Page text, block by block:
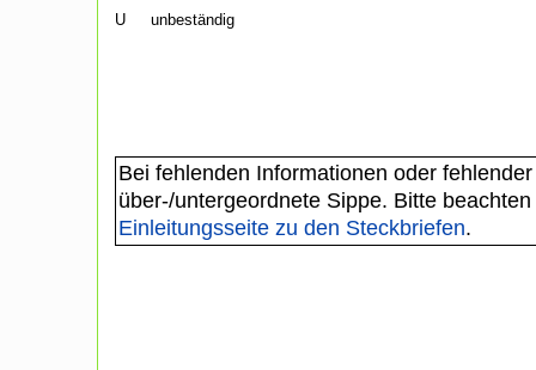
U unbeständig
Bei fehlenden Informationen oder
über-/untergeordnete Sippe. Bitte
Einleitungsseite zu den Steckbriefen.